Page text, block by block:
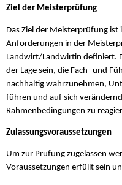
Ziel der Meisterprüfung
Das Ziel der Meisterprüfung
Anforderungen in der
Landwirt/Landwirtin definiert.
der Lage sein, die Fach- und
nachhaltig wahrzunehmen,
führen und auf sich
Rahmenbedingungen zu
Zulassungsvoraussetzungen
Um zur Prüfung zugelassen
Voraussetzungen erfüllt sein